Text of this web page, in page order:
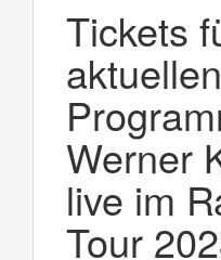
Tickets
aktuellen
Werner
live im
Tour